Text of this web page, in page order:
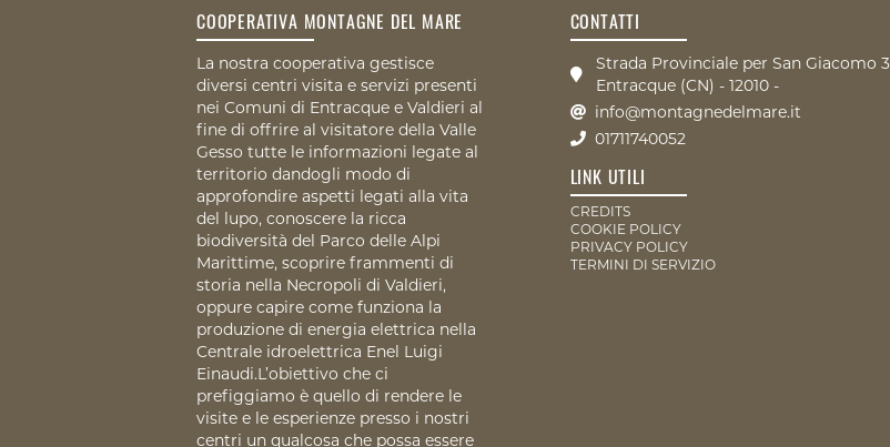
COOPERATIVA MONTAGNE DEL MARE
La nostra cooperativa gestisce
diversi centri visita e servizi presenti
nei Comuni di Entracque e Valdieri al
fine di offrire al visitatore della Valle
Gesso tutte le informazioni legate al
territorio dandogli modo di
approfondire aspetti legati alla vita
del lupo, conoscere la ricca
biodiversità del Parco delle Alpi
Marittime, scoprire frammenti di
storia nella Necropoli di Valdieri,
oppure capire come funziona la
produzione di energia elettrica nella
Centrale idroelettrica Enel Luigi
Einaudi.L’obiettivo che ci
prefiggiamo è quello di rendere le
visite e le esperienze presso i nostri
centri un qualcosa che possa essere
CONTATTI
Strada Provinciale per San Giacomo 3
Entracque (CN) - 12010 -
info@montagnedelmare.it
01711740052
LINK UTILI
CREDITS
COOKIE POLICY
PRIVACY POLICY
TERMINI DI SERVIZIO